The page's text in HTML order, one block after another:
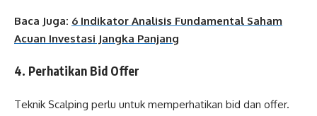
Baca Juga: 6 Indikator Analisis Fundamental Saham
Acuan Investasi Jangka Panjang
4. Perhatikan Bid Offer
Teknik Scalping perlu untuk memperhatikan bid dan offer.